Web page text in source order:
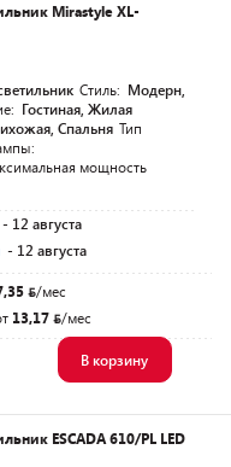
Mirastyle XL-
Стиль: Модерн,
Гостиная, Жилая
Спальня Тип
мощность
- 12 августа
- 12 августа
/мес
13,17 /мес
В корзину
ESCADA 610/PL LED